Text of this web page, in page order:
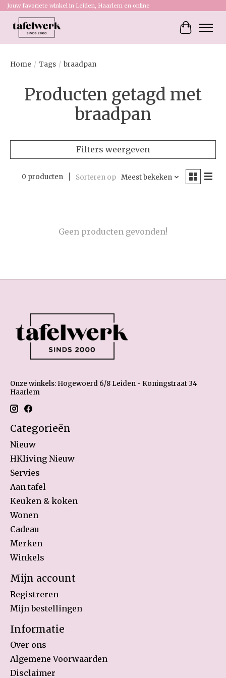
Jouw favoriete winkel in Leiden, Haarlem en online
Home / Tags / braadpan
Producten getagd met
braadpan
Filters weergeven
0 producten Sorteren op Meest bekeken
Geen producten gevonden!
Onze winkels: Hogewoerd 6/8 Leiden - Koningstraat 34
Haarlem
Categorieën
Nieuw
HKliving Nieuw
Servies
Aan tafel
Keuken & koken
Wonen
Cadeau
Merken
Winkels
Mijn account
Registreren
Mijn bestellingen
Informatie
Over ons
Algemene Voorwaarden
Disclaimer